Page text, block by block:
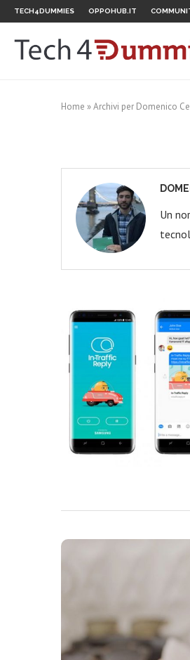
TECH4DUMMIES OPPOHUB.IT
Home »Archivi per Domenico
Un